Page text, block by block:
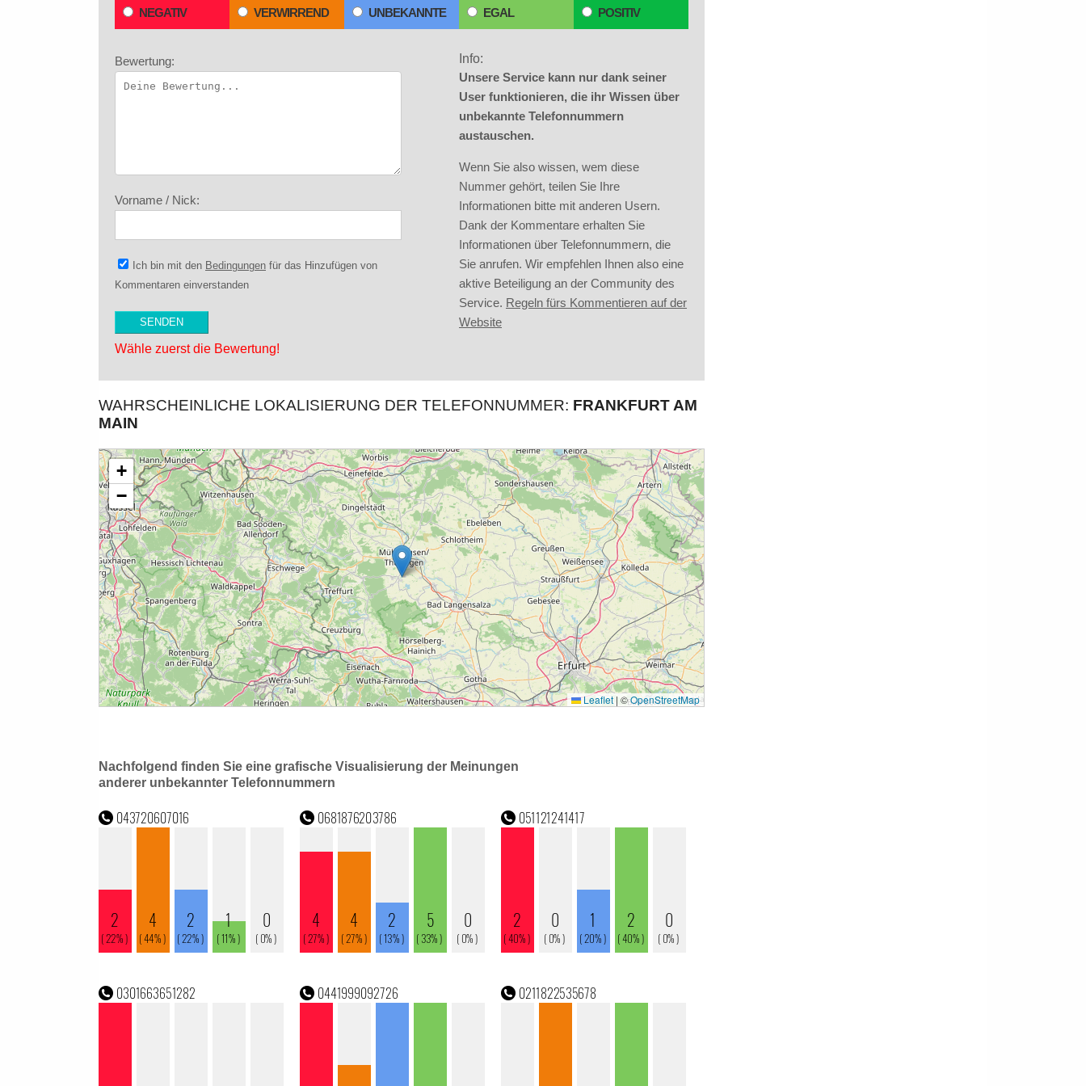
NEGATIV VERWIRREND UNBEKANNTE EGAL POSITIV
Bewertung:
Vorname / Nick:
Ich bin mit den Bedingungen für das Hinzufügen von
Kommentaren einverstanden
Wähle zuerst die Bewertung!
Info:
Unsere Service kann nur dank seiner
User funktionieren, die ihr Wissen über
unbekannte Telefonnummern
austauschen.
Wenn Sie also wissen, wem diese
Nummer gehört, teilen Sie Ihre
Informationen bitte mit anderen Usern.
Dank der Kommentare erhalten Sie
Informationen über Telefonnummern, die
Sie anrufen. Wir empfehlen Ihnen also eine
aktive Beteiligung an der Community des
Service. Regeln fürs Kommentieren auf der
Website
WAHRSCHEINLICHE LOKALISIERUNG DER TELEFONNUMMER: FRANKFURT AM
MAIN
Nachfolgend finden Sie eine grafische Visualisierung der Meinungen
anderer unbekannter Telefonnummern